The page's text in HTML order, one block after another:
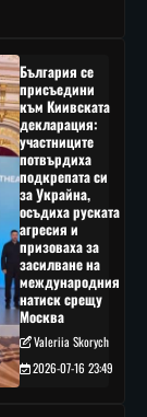
България се
присъедини
към Киивската
декларация:
участниците
потвърдиха
подкрепата си
за Украйна,
осъдиха руската
агресия и
призоваха за
засилване на
международния
натиск срещу
Москва
Valeriia Skorych
2026-07-16 23:49